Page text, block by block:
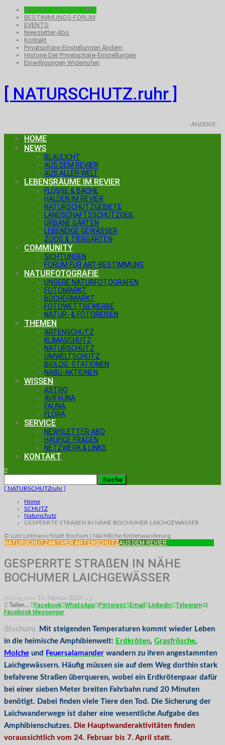
FREITAG, 7.AUGUST 2026
BESTIMMUNGS-FORUM
EVENTS
Newsletter-Abo
Kontakt
Privatsphäre-Einstellungen Ändern
Historie Der Privatsphäre-Einstellungen
Einwilligungen Widerrufen
[ NATURSCHUTZ.ruhr ]
- ANZEIGE -
HOME
NEWS
BLAULICHT
AUS DEM REVIER
AUS ALLER WELT
LEBENSRÄUME IM REVIER
FLÜSSE & BÄCHE
HALDEN IM REVIER
NATURSCHUTZGEBIETE
LANDSCHAFTSSCHUTZGEB.
URBANE GÄRTEN
LEBENDIGE GEWÄSSER
ZOOS & TIERGÄRTEN
COMMUNITY
SICHTUNGEN
FORUM FÜR ART-BESTIMMUNG
NATURFOTOGRAFIE
UNSERE NATURFOTOGRAFEN
FOTOMARKT
BÜCHERMARKT
FOTOWETTBEWERBE
NATUR- & FOTOREISEN
THEMEN
ARTENSCHUTZ
KLIMASCHUTZ
NATURSCHUTZ
UMWELTSCHUTZ
BIOLOG. STATIONEN
NABU-AKTIONEN
WISSEN
ASTRO
AVIFAUNA
FAUNA
FLORA
SERVICE
NEWSLETTER ABO
HÄUFIGE FRAGEN
NETZWERK & LINKS
KONTAKT
[ NATURSCHUTZruhr ]
Home
SCHUTZ
Naturschutz
GESPERRTE STRAßEN IN NÄHE BOCHUMER LAICHGEWÄSSER
© Lutz Leitmann/Stadt Bochum | Nächtliche Krötenwanderung
NATURSCHUTZAKTIVER ARTENSCHUTZAUS DEM REVIER
GESPERRTE STRAßEN IN NÄHE
BOCHUMER LAICHGEWÄSSER
Beitrag vom 15. Februar 2024
0
Teilen...
Facebook WhatsApp Pinterest Email Linkedin Telegram
Facebook Messenger
(Bochum). Mit steigenden Temperaturen kommt wieder Leben
in die heimische Amphibienwelt: Erdkröten, Grasfrösche,
Molche und Feuersalamander wandern zu ihren angestammten
Laichgewässern. Häufig müssen sie auf dem Weg dorthin stark
befahrene Straßen überqueren, wobei ein Erdkrötenpaar dafür
bei einer sieben Meter breiten Fahrbahn rund 20 Minuten
benötigt. Dabei finden viele Tiere den Tod. Die Sicherung der
Laichwanderwege ist daher eine wesentliche Aufgabe des
Amphibienschutzes. Die Hauptwanderaktivitäten finden
voraussichtlich vom 24. Februar bis 7. April statt.